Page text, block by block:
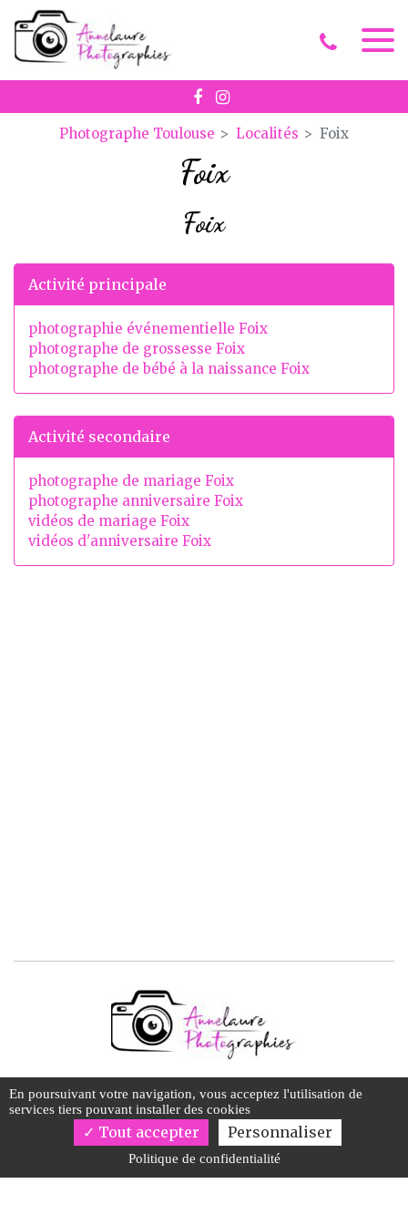
Photographe Toulouse Localités Foix
Foix
Foix
Activité principale
photographie événementielle Foix
photographe de grossesse Foix
photographe de bébé à la naissance Foix
Activité secondaire
photographe de mariage Foix
photographe anniversaire Foix
vidéos de mariage Foix
vidéos d'anniversaire Foix
06 89 89 75 27
Dimanche : 10h00 - 20h00
Panneau de gestion des cookies
En poursuivant votre navigation, vous acceptez l'utilisation de
services tiers pouvant installer des cookies
Tout accepter Personnaliser
Politique de confidentialité